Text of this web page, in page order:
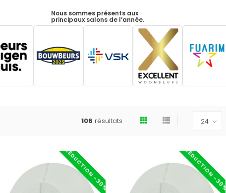
Nous sommes présents aux
principaux salons de l’année.
106 résultats
RÉDUCTION -30% RÉDUCTION -30%